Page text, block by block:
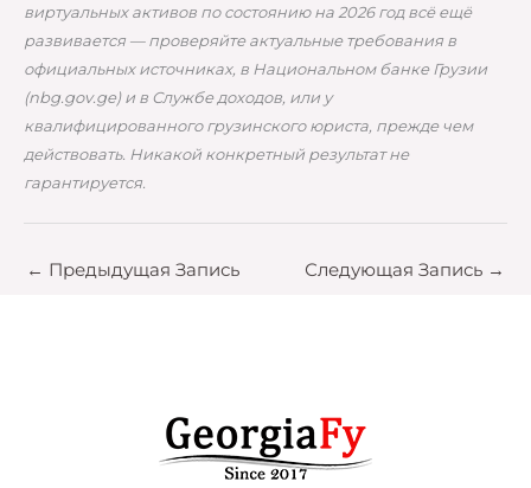
виртуальных активов по состоянию на 2026 год всё ещё
развивается — проверяйте актуальные требования в
официальных источниках, в Национальном банке Грузии
(nbg.gov.ge) и в Службе доходов, или у
квалифицированного грузинского юриста, прежде чем
действовать. Никакой конкретный результат не
гарантируется.
← Предыдущая Запись Следующая Запись →